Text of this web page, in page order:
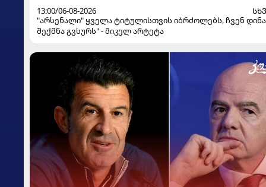
13:00/06-08-2026
"არსენალი" ყველა ტიტულისთვის იბრძოლებს, ჩვენ
შექმნა გვსურს" - მიკელ არტეტა